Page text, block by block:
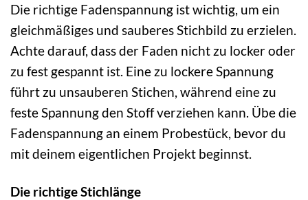
Die richtige Fadenspannung ist wichtig, um ein
gleichmäßiges und sauberes Stichbild zu erzielen.
Achte darauf, dass der Faden nicht zu locker oder
zu fest gespannt ist. Eine zu lockere Spannung
führt zu unsauberen Stichen, während eine zu
feste Spannung den Stoff verziehen kann. Übe die
Fadenspannung an einem Probestück, bevor du
mit deinem eigentlichen Projekt beginnst.
Die richtige Stichlänge